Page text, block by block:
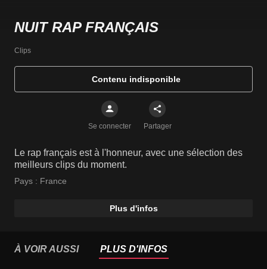
NUIT RAP FRANÇAIS
Clips
Contenu indisponible
Se connecter Partager
Le rap français est à l'honneur, avec une sélection des
meilleurs clips du moment.
Pays : France
Plus d'infos
À VOIR AUSSI PLUS D'INFOS